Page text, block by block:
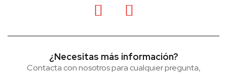
¿Necesitas más información?
Contacta con nosotros para cualquier pregunta,